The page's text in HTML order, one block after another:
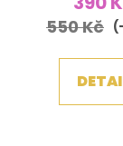
550 Kč